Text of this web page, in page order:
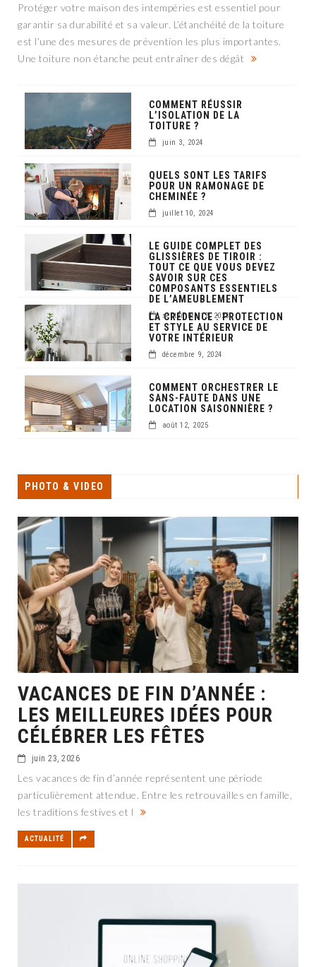
Protéger votre maison des intempéries est essentiel pour
garantir sa durabilité et sa valeur. L’étanchéité de la toiture
est l’une des mesures de prévention les plus importantes.
Une toiture non étanche peut entraîner des dégât
COMMENT RÉUSSIR
L’ISOLATION DE LA
TOITURE ?
juin 3, 2024
QUELS SONT LES TARIFS
POUR UN RAMONAGE DE
CHEMINÉE ?
juillet 10, 2024
LE GUIDE COMPLET DES
GLISSIÈRES DE TIROIR :
TOUT CE QUE VOUS DEVEZ
SAVOIR SUR CES
COMPOSANTS ESSENTIELS
DE L’AMEUBLEMENT
septembre 12, 2023
LA CRÉDENCE : PROTECTION
ET STYLE AU SERVICE DE
VOTRE INTÉRIEUR
décembre 9, 2024
COMMENT ORCHESTRER LE
SANS-FAUTE DANS UNE
LOCATION SAISONNIÈRE ?
août 12, 2025
PHOTO & VIDEO
VACANCES DE FIN D’ANNÉE :
LES MEILLEURES IDÉES POUR
CÉLÉBRER LES FÊTES
juin 23, 2026
Les vacances de fin d’année représentent une période
particulièrement attendue. Entre les retrouvailles en famille,
les traditions festives et l
ACTUALITÉ